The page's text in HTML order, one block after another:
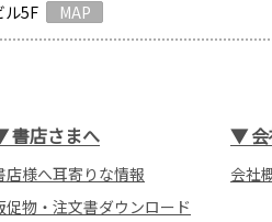
ル5F
MAP
書店さまへ
店様へ耳寄りな情報
促物・注文書ダウンロード
▼
会社